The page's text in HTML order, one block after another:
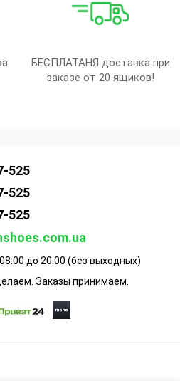
БЕСПЛАТАНЯ доставка при
заказе от 20 ящиков!
525
525
525
до 20:00 (без выходных)
Заказы принимаем.